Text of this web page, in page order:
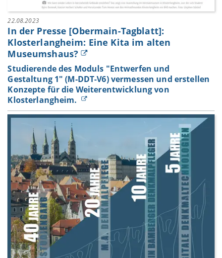
22.08.2023
In der Presse [Obermain-Tagblatt]:
Klosterlangheim: Eine Kita im alten
Museumshaus?
Studierende des Moduls "Entwerfen und
Gestaltung 1" (M-DDT-V6) vermessen und erstellen
Konzepte für die Weiterentwicklung von
Klosterlangheim.